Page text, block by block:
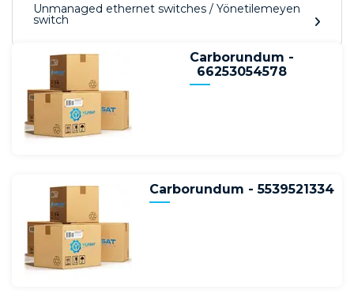
Unmanaged ethernet switches / Yönetilemeyen
switch
Carborundum -
66253054578
Carborundum - 5539521334